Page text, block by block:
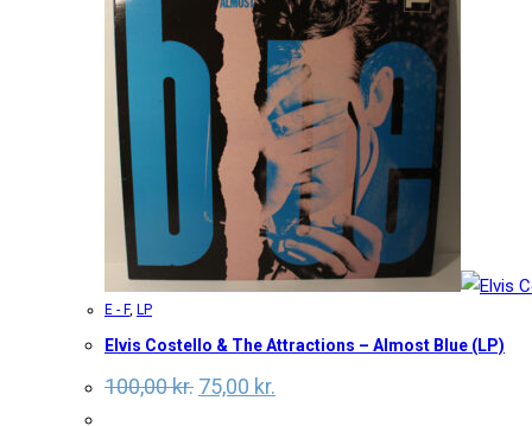
E - F, LP
Elvis Costello & The Attractions – Almost Blue (LP)
100,00kr. Original
price
75,00 kr.
price